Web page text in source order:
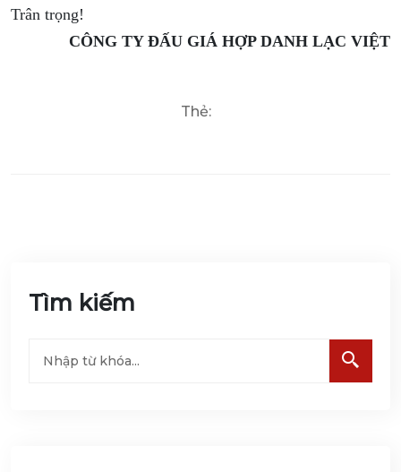
Trân trọng!
CÔNG TY ĐẤU GIÁ HỢP DANH LẠC VIỆT
Thẻ:
Tìm kiếm